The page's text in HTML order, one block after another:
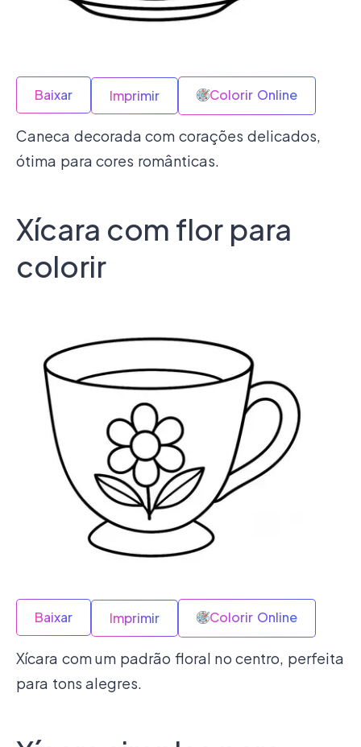
Baixar Imprimir Colorir Online
Caneca decorada com corações delicados,
ótima para cores românticas.
Xícara com flor para
colorir
Baixar Imprimir Colorir Online
Xícara com um padrão floral no centro, perfeita
para tons alegres.